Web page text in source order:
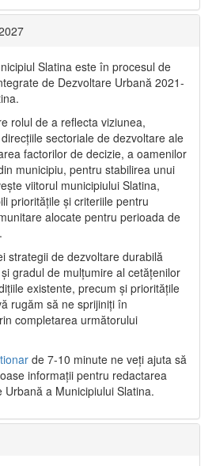
Slatina este în procesul de
de Dezvoltare Urbană 2021‐
rolul de a reflecta viziunea,
sectoriale de dezvoltare ale
factorilor de decizie, a oamenilor
municipiu, pentru stabilirea unui
viitorul municipiului Slatina,
prioritățile și criteriile pentru
alocate pentru perioada de
strategii de dezvoltare durabilă
gradul de mulțumire al cetățenilor
existente, precum și prioritățile
rugăm să ne sprijiniți în
completarea următorului
de 7-10 minute ne veți ajuta să
informații pentru redactarea
a Municipiului Slatina.